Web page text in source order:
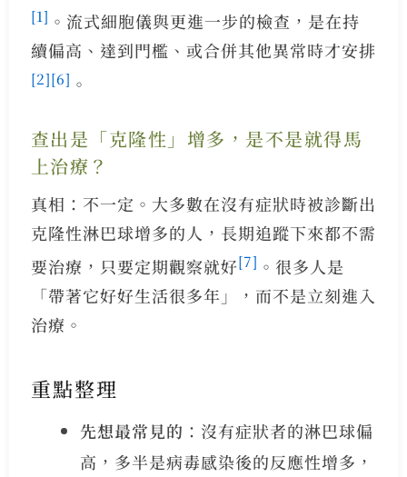
[1] 。流式細胞儀與更進一步的檢查，是在持
續偏高、達到門檻、或合併其他異常時才安排
[2][6] 。
查出是「克隆性」增多，是不是就得馬
上治療？
真相：不一定。大多數在沒有症狀時被診斷出
克隆性淋巴球增多的人，長期追蹤下來都不需
要治療，只要定期觀察就好[7] 。很多人是
「帶著它好好生活很多年」，而不是立刻進入
治療。
重點整理
先想最常見的 ：沒有症狀者的淋巴球偏
高，多半是病毒感染後的反應性增多，